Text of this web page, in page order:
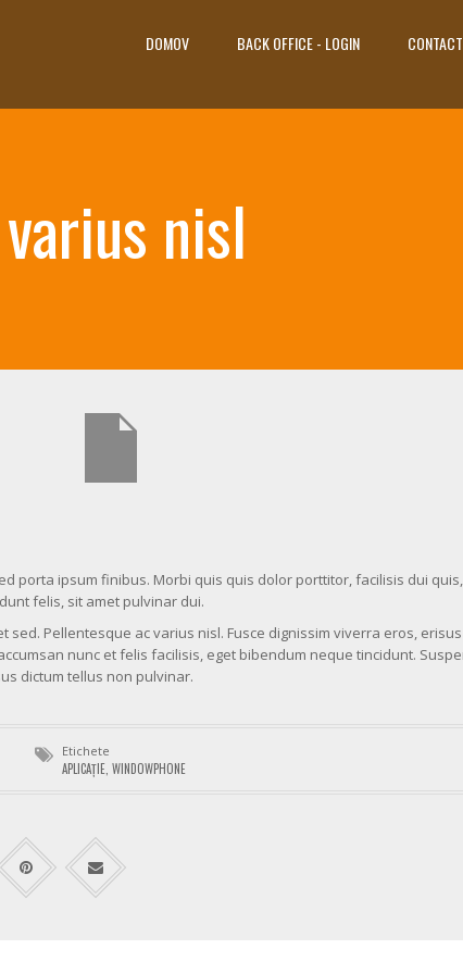
DOMOV BACK OFFICE - LOGIN CONTACT
nisl
porta ipsum finibus. Morbi quis quis dolor porttitor, facilisis dui
felis, sit amet pulvinar dui.
Pellentesque ac varius nisl. Fusce dignissim viverra eros,
nunc et felis facilisis, eget bibendum neque tincidunt.
dictum tellus non pulvinar.
Etichete
APLICAȚIE WINDOWPHONE